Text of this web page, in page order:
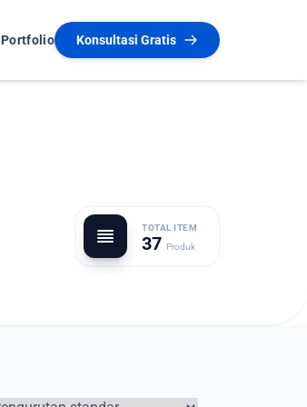
Portfolio Konsultasi Gratis
TOTAL ITEM
37 Produk